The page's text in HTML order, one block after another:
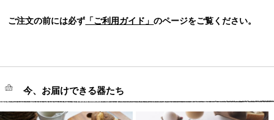
ご注文の前には必ず 「ご利用ガイド」のページをご覧ください。
今、お届けできる器たち